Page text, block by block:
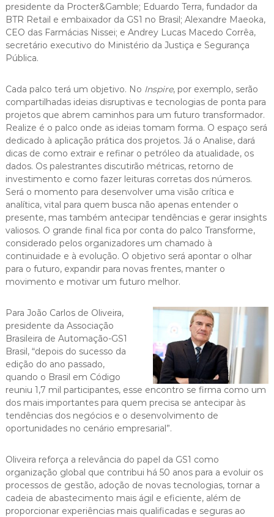
presidente da Procter&Gamble; Eduardo Terra, fundador da
BTR Retail e embaixador da GS1 no Brasil; Alexandre Maeoka,
CEO das Farmácias Nissei; e Andrey Lucas Macedo Corrêa,
secretário executivo do Ministério da Justiça e Segurança
Pública.
Cada palco terá um objetivo. No Inspire, por exemplo, serão
compartilhadas ideias disruptivas e tecnologias de ponta para
projetos que abrem caminhos para um futuro transformador.
Realize é o palco onde as ideias tomam forma. O espaço será
dedicado à aplicação prática dos projetos. Já o Analise, dará
dicas de como extrair e refinar o petróleo da atualidade, os
dados. Os palestrantes discutirão métricas, retorno de
investimento e como fazer leituras corretas dos números.
Será o momento para desenvolver uma visão crítica e
analítica, vital para quem busca não apenas entender o
presente, mas também antecipar tendências e gerar insights
valiosos. O grande final fica por conta do palco Transforme,
considerado pelos organizadores um chamado à
continuidade e à evolução. O objetivo será apontar o olhar
para o futuro, expandir para novas frentes, manter o
movimento e motivar um futuro melhor.
Para João Carlos de Oliveira,
presidente da Associação
Brasileira de Automação-GS1
Brasil, “depois do sucesso da
edição do ano passado,
quando o Brasil em Código
reuniu 1,7 mil participantes, esse encontro se firma como um
dos mais importantes para quem precisa se antecipar às
tendências dos negócios e o desenvolvimento de
oportunidades no cenário empresarial”.
Oliveira reforça a relevância do papel da GS1 como
organização global que contribui há 50 anos para a evoluir os
processos de gestão, adoção de novas tecnologias, tornar a
cadeia de abastecimento mais ágil e eficiente, além de
proporcionar experiências mais qualificadas e seguras ao